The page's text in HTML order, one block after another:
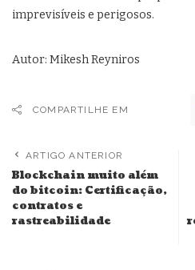
imprevisíveis e perigosos.
Autor: Mikesh Reyniros
COMPARTILHE EM
ARTIGO ANTERIOR
Blockchain muito além
do bitcoin: Certificação,
contratos e
rastreabilidade